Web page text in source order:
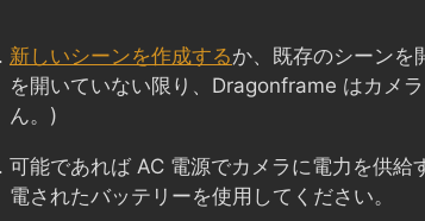
新しいシーンを作成するか、既存のシーンを
を開いていない限り、Dragonframe はカメ
ん。)
可能であれば AC 電源でカメラに電力を供給
電されたバッテリーを使用してください。